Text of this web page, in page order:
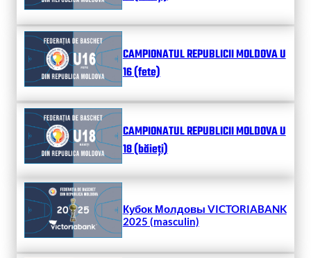
CAMPIONATUL REPUBLICII MOLDOVA U
16 (fete)
CAMPIONATUL REPUBLICII MOLDOVA U
18 (băieți)
Кубок Молдовы VICTORIABANK
2025 (masculin)